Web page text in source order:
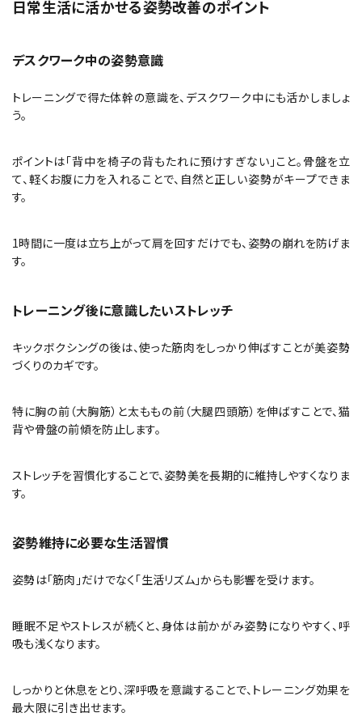
日常生活に活かせる姿勢改善のポイント
デスクワーク中の姿勢意識
トレーニングで得た体幹の意識を、デスクワーク中にも活かしましょ
う。
ポイントは「背中を椅子の背もたれに預けすぎない」こと。骨盤を立
て、軽くお腹に力を入れることで、自然と正しい姿勢がキープできま
す。
1時間に一度は立ち上がって肩を回すだけでも、姿勢の崩れを防げま
す。
トレーニング後に意識したいストレッチ
キックボクシングの後は、使った筋肉をしっかり伸ばすことが美姿勢
づくりのカギです。
特に胸の前（大胸筋）と太ももの前（大腿四頭筋）を伸ばすことで、猫
背や骨盤の前傾を防止します。
ストレッチを習慣化することで、姿勢美を長期的に維持しやすくなりま
す。
姿勢維持に必要な生活習慣
姿勢は「筋肉」だけでなく「生活リズム」からも影響を受けます。
睡眠不足やストレスが続くと、身体は前かがみ姿勢になりやすく、呼
吸も浅くなります。
しっかりと休息をとり、深呼吸を意識することで、トレーニング効果を
最大限に引き出せます。